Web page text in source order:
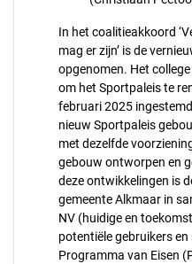
In het coalitieakkoord
mag er zijn’ is de
opgenomen. Het
om het Sportpaleis te
februari 2025
nieuw Sportpaleis
met dezelfde
gebouw ontworpen en
deze ontwikkelingen is
gemeente Alkmaar in
NV (huidige en
potentiële gebruikers
Programma van Eisen